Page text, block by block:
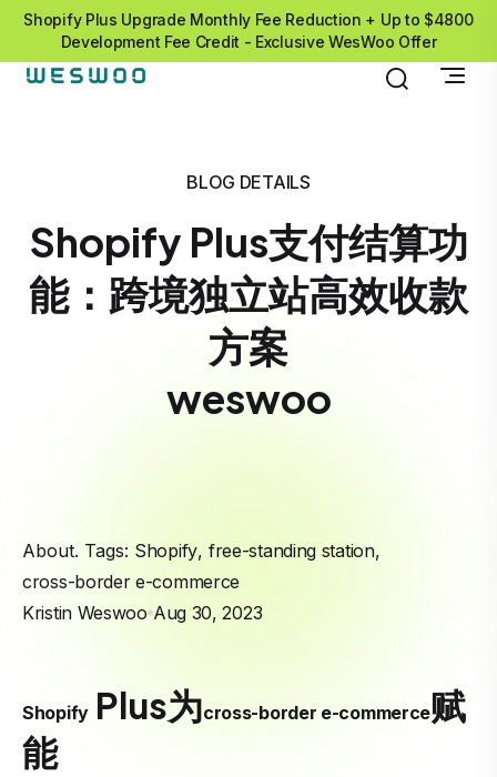
Shopify Plus Upgrade Monthly Fee Reduction + Up to $4800
Development Fee Credit - Exclusive WesWoo Offer
BLOG DETAILS
Shopify Plus支付结算功
能：跨境独立站高效收款
方案
weswoo
About. Tags: Shopify, free-standing station,
cross-border e-commerce
Kristin Weswoo Aug 30, 2023
ShopifyPlus为cross-border e-commerce赋
能